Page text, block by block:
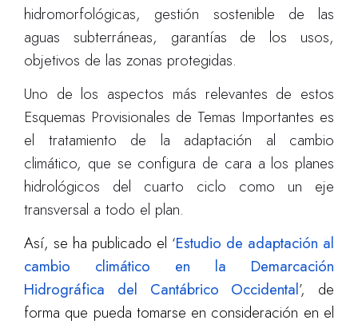
hidromorfológicas, gestión sostenible de las
aguas subterráneas, garantías de los usos,
objetivos de las zonas protegidas.
Uno de los aspectos más relevantes de estos
Esquemas Provisionales de Temas Importantes es
el tratamiento de la adaptación al cambio
climático, que se configura de cara a los planes
hidrológicos del cuarto ciclo como un eje
transversal a todo el plan.
Así, se ha publicado el ‘Estudio de adaptación al
cambio climático en la Demarcación
Hidrográfica del Cantábrico Occidental’, de
forma que pueda tomarse en consideración en el